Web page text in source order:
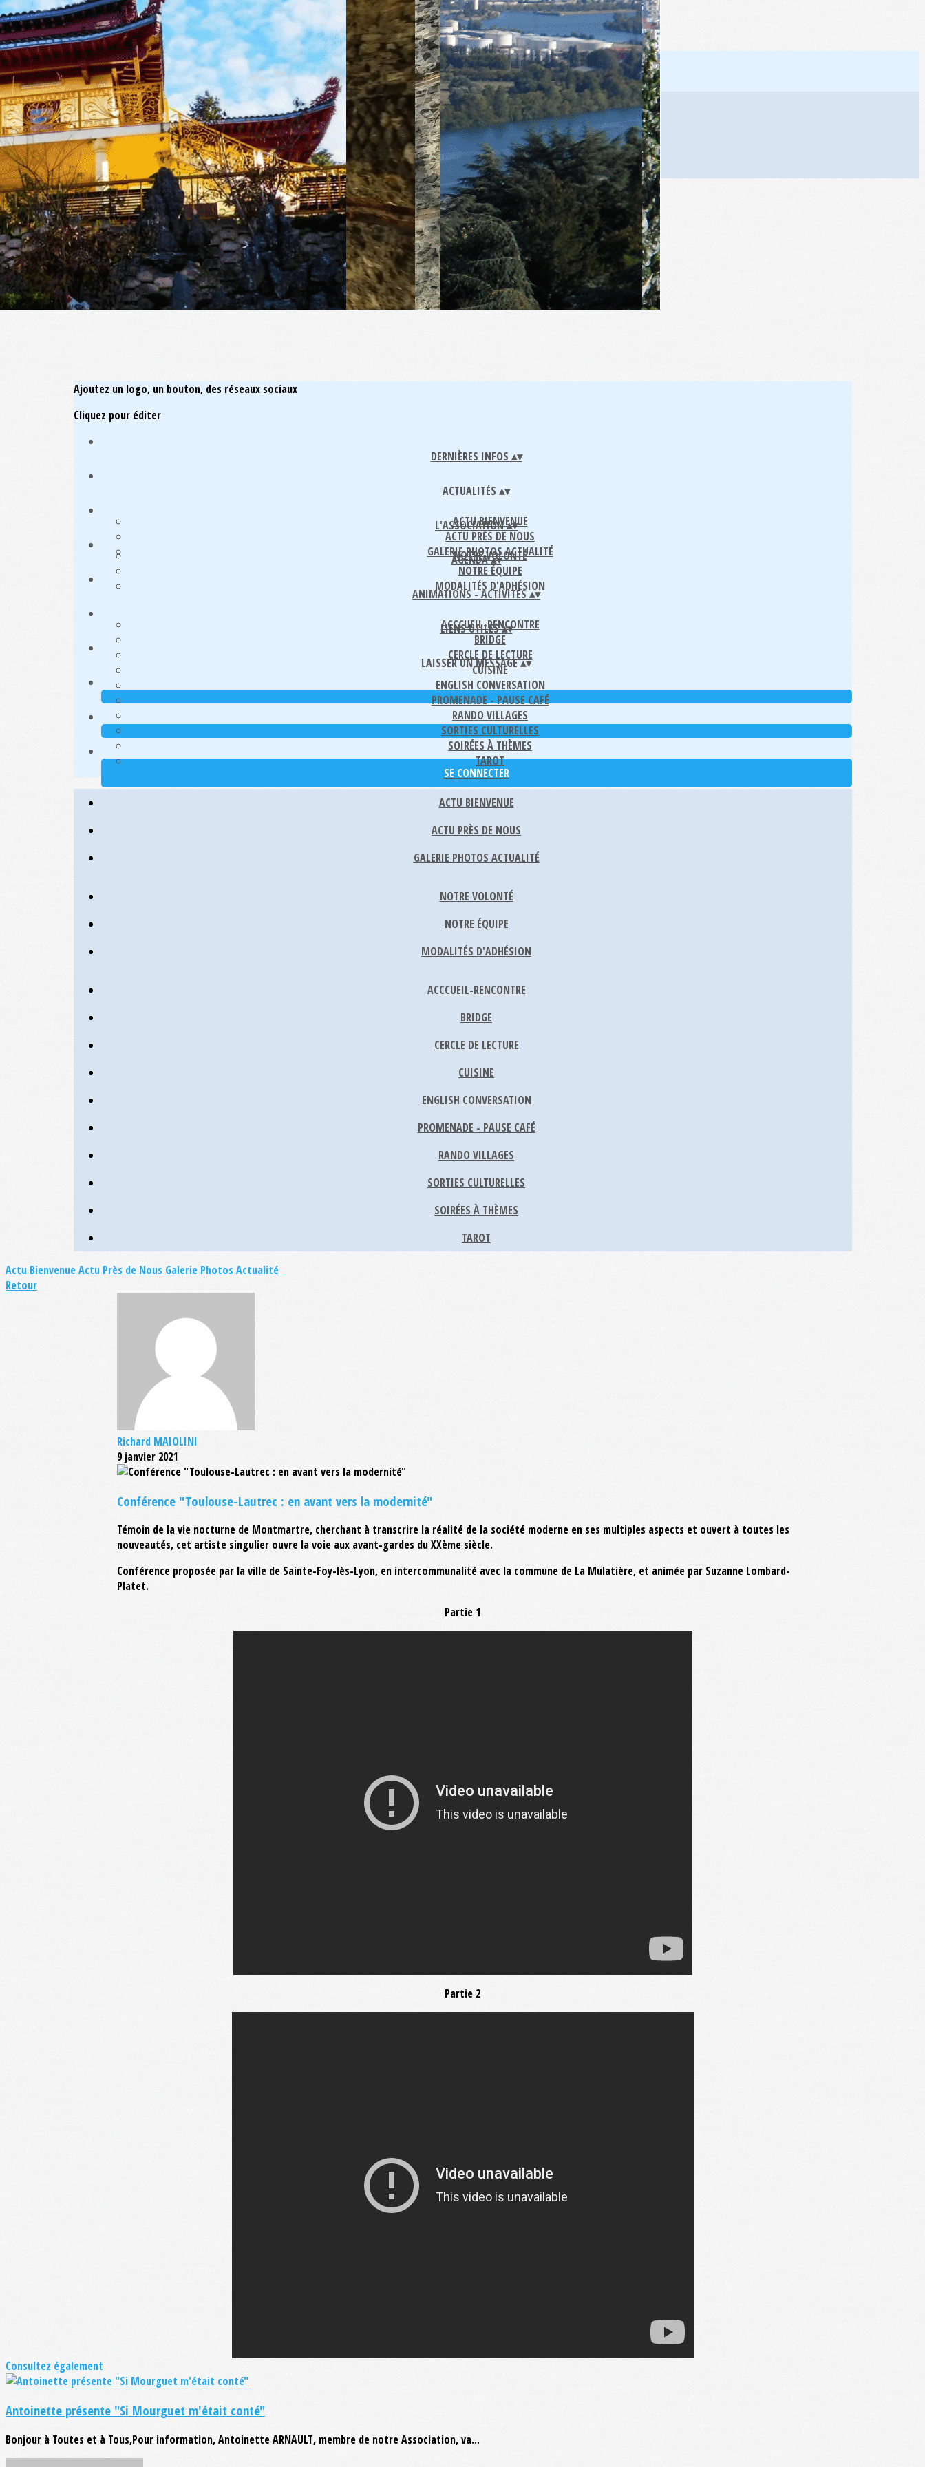
Exporter les lignes sélectionnées
Exporter toutes les colonnes
Exporter uniquement les colonnes affichées
Menu
<
>
Actu Bienvenue
Actu Près de Nous
Galerie Photos Actualité
?>
Images de la page d'accueil
Cliquez pour éditer
Ajoutez un logo, un bouton, des réseaux sociaux
Cliquez pour éditer
DERNIÈRES INFOS ▴▾
ACTUALITÉS ▴▾
ACTU BIENVENUE
ACTU PRÈS DE NOUS
GALERIE PHOTOS ACTUALITÉ
L'ASSOCIATION▴▾
NOTRE VOLONTÉ
NOTRE ÉQUIPE
MODALITÉS D'ADHÉSION
AGENDA▴▾
ANIMATIONS - ACTIVITÉS▴▾
ACCCUEIL-RENCONTRE
BRIDGE
CERCLE DE LECTURE
CUISINE
ENGLISH CONVERSATION
PROMENADE - PAUSE CAFÉ
RANDO VILLAGES
SORTIES CULTURELLES
SOIRÉES À THÈMES
TAROT
LIENS UTILES▴▾
LAISSER UN MESSAGE▴▾
SE CONNECTER
ACTU BIENVENUE
ACTU PRÈS DE NOUS
GALERIE PHOTOS ACTUALITÉ
NOTRE VOLONTÉ
NOTRE ÉQUIPE
MODALITÉS D'ADHÉSION
ACCCUEIL-RENCONTRE
BRIDGE
CERCLE DE LECTURE
CUISINE
ENGLISH CONVERSATION
PROMENADE - PAUSE CAFÉ
RANDO VILLAGES
SORTIES CULTURELLES
SOIRÉES À THÈMES
TAROT
Actu BienvenueActu Près de Nous Galerie Photos Actualité
Retour
Richard MAIOLINI
9 janvier 2021
Conférence "Toulouse-Lautrec : en avant vers la modernité"
Témoin de la vie nocturne de Montmartre, cherchant à transcrire la réalité de la société moderne en ses multiples aspects et ouvert à toutes les
nouveautés, cet artiste singulier ouvre la voie aux avant-gardes du XXème siècle.
Conférence proposée par la ville de Sainte-Foy-lès-Lyon, en intercommunalité avec la commune de La Mulatière, et animée par Suzanne Lombard-
Platet.
Partie 1
Partie 2
Consultez également
Antoinette présente "Si Mourguet m'était conté"
Bonjour à Toutes et à Tous,Pour information, Antoinette ARNAULT, membre de notre Association, va...